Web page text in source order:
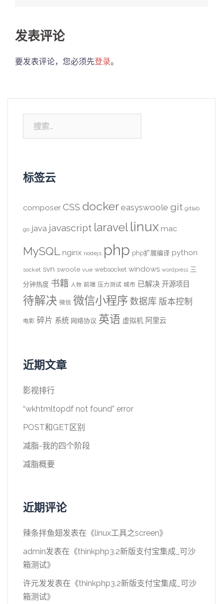
发表评论
要发表评论，您必须先登录。
索：
标签云
composer CSS docker easyswoole git gitlab
go java javascript laravel linux mac
MySQL nginx nodejs php php扩展编译 python
socket svn swoole vue websocket windows wordpress 三
分钟热度 书籍 人物 前端 压力测试 城市 已解决 开源项目
待解决 微信 微信小程序 数据库 版本控制
电影 碎片 系统 网络协议 英语 虚拟机 阿里云
近期文章
影视排行
“wkhtmltopdf not found” error
POST和GET区别
减脂-我的四个阶段
减脂概要
近期评论
辣条拌鱼翅发表在《linux工具之screen》
admin发表在《thinkphp3.2新版支付宝集成_可沙
箱测试》
许元发发表在《thinkphp3.2新版支付宝集成_可沙
箱测试》